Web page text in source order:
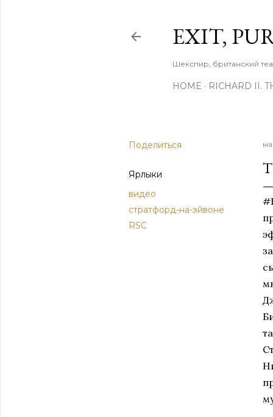
EXIT,
Шекспир, британский
HOME RICHARD II.
Поделиться
Ярлыки
видео
стратфорд-на-эйвоне
RSC